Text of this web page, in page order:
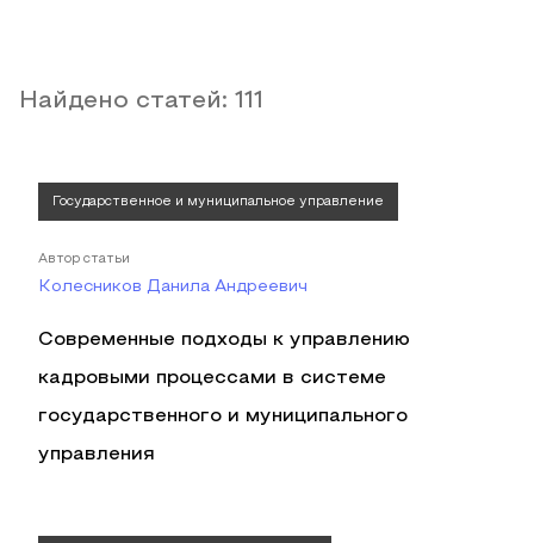
Найдено статей: 111
Государственное и муниципальное управление
Автор статьи
Колесников Данила Андреевич
Современные подходы к управлению
кадровыми процессами в системе
государственного и муниципального
управления